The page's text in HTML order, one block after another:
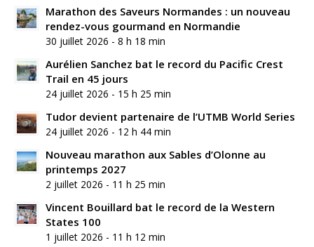
Marathon des Saveurs Normandes : un nouveau
rendez-vous gourmand en Normandie
30 juillet 2026 - 8 h 18 min
Aurélien Sanchez bat le record du Pacific Crest
Trail en 45 jours
24 juillet 2026 - 15 h 25 min
Tudor devient partenaire de l’UTMB World Series
24 juillet 2026 - 12 h 44 min
Nouveau marathon aux Sables d’Olonne au
printemps 2027
2 juillet 2026 - 11 h 25 min
Vincent Bouillard bat le record de la Western
States 100
1 juillet 2026 - 11 h 12 min